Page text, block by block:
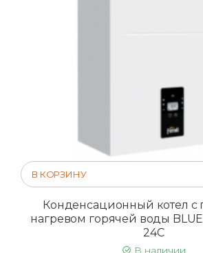
В КОРЗИНУ
Конденсационный котел с
нагревом горячей воды
24C
В наличии